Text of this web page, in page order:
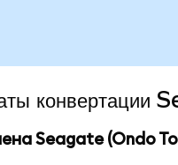
Seagate (Ondo